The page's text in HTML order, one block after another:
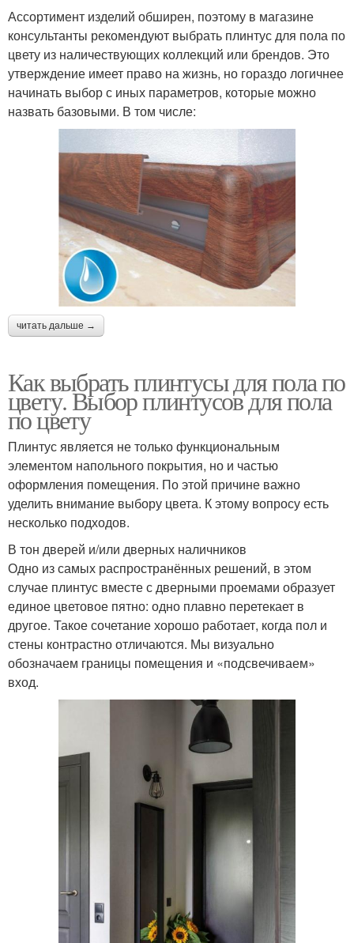
Ассортимент изделий обширен, поэтому в магазине
консультанты рекомендуют выбрать плинтус для пола по
цвету из наличествующих коллекций или брендов. Это
утверждение имеет право на жизнь, но гораздо логичнее
начинать выбор с иных параметров, которые можно
назвать базовыми. В том числе:
читать дальше →
Как выбрать плинтусы для пола по
цвету. Выбор плинтусов для пола
по цвету
Плинтус является не только функциональным
элементом напольного покрытия, но и частью
оформления помещения. По этой причине важно
уделить внимание выбору цвета. К этому вопросу есть
несколько подходов.
В тон дверей и/или дверных наличников
Одно из самых распространённых решений, в этом
случае плинтус вместе с дверными проемами образует
единое цветовое пятно: одно плавно перетекает в
другое. Такое сочетание хорошо работает, когда пол и
стены контрастно отличаются. Мы визуально
обозначаем границы помещения и «подсвечиваем»
вход.